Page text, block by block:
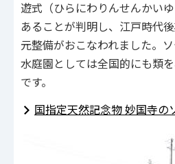
遊式（ひらにわりんせんかい
あることが判明し、江戸時代
元整備がおこなわれました。
水庭園としては全国的にも類
です。
国指定天然記念物 妙国寺の